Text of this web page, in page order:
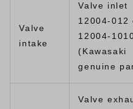
Valve
intake
Valve inlet
12004-012
12004-
(Kawasaki
genuine
Valve